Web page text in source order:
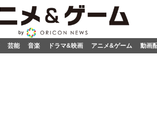
芸能 音楽 ドラマ&映画 アニメ&ゲーム 動画